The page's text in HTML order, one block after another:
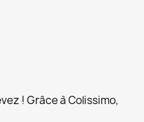
! Grâce à Colissimo,